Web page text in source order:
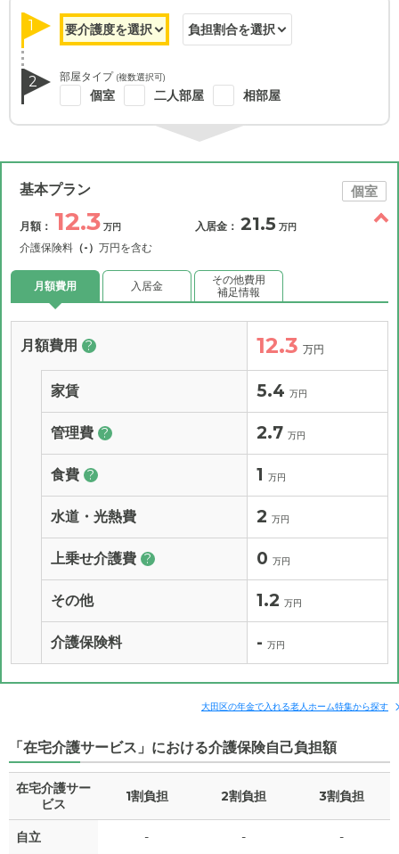
1
2 部屋タイプ (複数選択可)
個室 二人部屋 相部屋
基本プラン 個室
月額： 12.3 万円
介護保険料 （-） 万円を含む
入居金： 21.5 万円
月額費用 入居金
その他費用
補足情報
月額費用 ? 12.3 万円
家賃 5.4 万円
管理費 ? 2.7 万円
食費 ? 1 万円
水道・光熱費 2 万円
上乗せ介護費 ? 0 万円
その他 1.2 万円
介護保険料 - 万円
大田区の年金で入れる老人ホーム特集から探す
「在宅介護サービス」における介護保険自己負担額
在宅介護サー
ビス
1割負担 2割負担 3割負担
自立 - - -